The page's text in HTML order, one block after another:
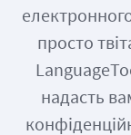
просто
надасть